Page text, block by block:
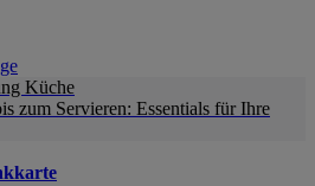
Küche
zum Servieren: Essentials für Ihre